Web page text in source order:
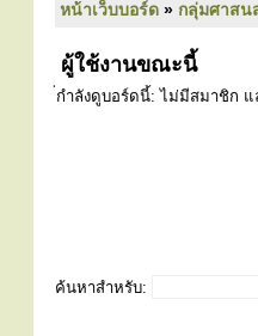
หน้าเว็บบอร์ด » กลุ่มศาสน
ผู้ใช้งานขณะนี้
กำลังดูบอร์ดนี้: ไม่มีสมาชิก
ค้นหาสำหรับ: